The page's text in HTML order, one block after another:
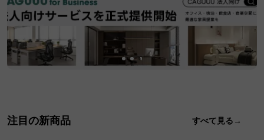
注目の新商品 すべて見る→